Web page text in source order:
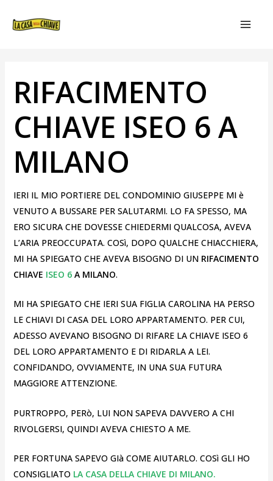
RIFACIMENTO
CHIAVE ISEO 6 A
MILANO
IERI IL MIO PORTIERE DEL CONDOMINIO GIUSEPPE MI è
VENUTO A BUSSARE PER SALUTARMI. LO FA SPESSO, MA
ERO SICURA CHE DOVESSE CHIEDERMI QUALCOSA, AVEVA
L’ARIA PREOCCUPATA. COSì, DOPO QUALCHE CHIACCHIERA,
MI HA SPIEGATO CHE AVEVA BISOGNO DI UN RIFACIMENTO
CHIAVE ISEO 6 A MILANO.
MI HA SPIEGATO CHE IERI SUA FIGLIA CAROLINA HA PERSO
LE CHIAVI DI CASA DEL LORO APPARTAMENTO. PER CUI,
ADESSO AVEVANO BISOGNO DI RIFARE LA CHIAVE ISEO 6
DEL LORO APPARTAMENTO E DI RIDARLA A LEI.
CONFIDANDO, OVVIAMENTE, IN UNA SUA FUTURA
MAGGIORE ATTENZIONE.
PURTROPPO, PERò, LUI NON SAPEVA DAVVERO A CHI
RIVOLGERSI, QUINDI AVEVA CHIESTO A ME.
PER FORTUNA SAPEVO GIà COME AIUTARLO. COSì GLI HO
CONSIGLIATO LA CASA DELLA CHIAVE DI MILANO.
ARTICOLI